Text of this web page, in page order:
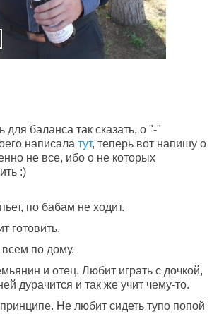
для баланса так сказать, о "-"
написала тут, теперь вот напишу о
не все, ибо о не которых
:)
по бабам не ходит.
готовить.
по дому.
и отец. Любит играть с дочкой,
дурачится и так же учит чему-то.
Не любит сидеть тупо попой